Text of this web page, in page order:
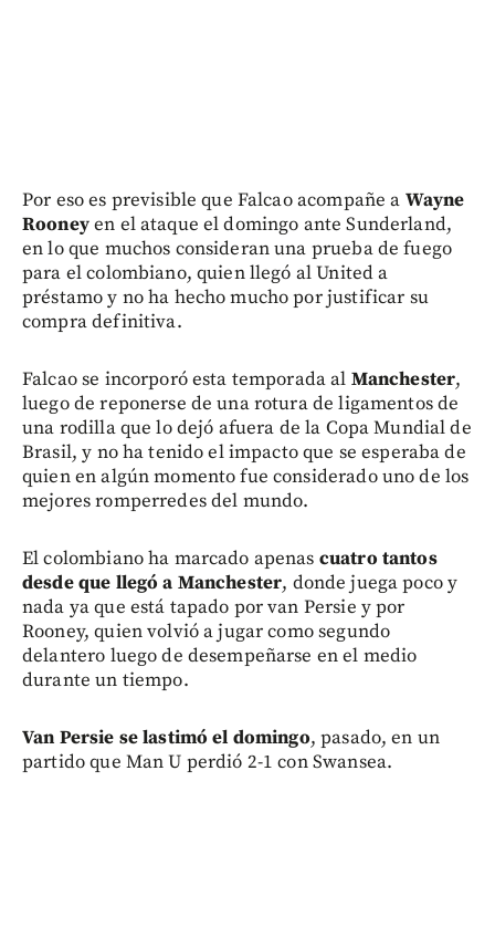
Por eso es previsible que Falcao acompañe a Wayne
Rooneyen el ataque el domingo ante Sunderland,
en lo que muchos consideran una prueba de fuego
para el colombiano, quien llegó al United a
préstamo y no ha hecho mucho por justificar su
compra definitiva.
Falcao se incorporó esta temporada al Manchester,
luego de reponerse de una rotura de ligamentos de
una rodilla que lo dejó afuera de la Copa Mundial de
Brasil, y no ha tenido el impacto que se esperaba de
quien en algún momento fue considerado uno de los
mejores romperredes del mundo.
El colombiano ha marcado apenas cuatro tantos
desde que llegó a Manchester, donde juega poco y
nada ya que está tapado por van Persie y por
Rooney, quien volvió a jugar como segundo
delantero luego de desempeñarse en el medio
durante un tiempo.
Van Persie se lastimó el domingo, pasado, en un
partido que Man U perdió 2-1 con Swansea.